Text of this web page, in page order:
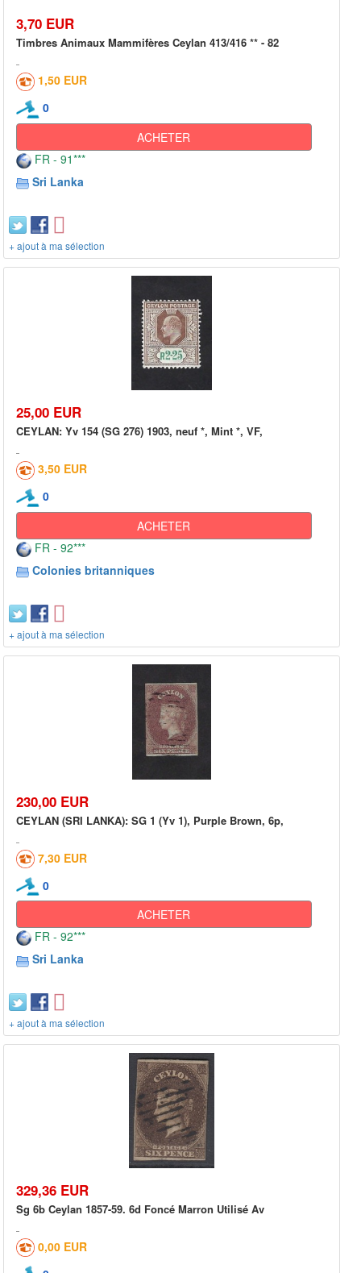
3,70 EUR
Timbres Animaux Mammifères Ceylan 413/416 ** - 82
1,50 EUR
0
ACHETER
FR - 91***
Sri Lanka
+ ajout à ma sélection
25,00 EUR
CEYLAN: Yv 154 (SG 276) 1903, neuf *, Mint *, VF,
3,50 EUR
0
ACHETER
FR - 92***
Colonies britanniques
+ ajout à ma sélection
230,00 EUR
CEYLAN (SRI LANKA): SG 1 (Yv 1), Purple Brown, 6p,
7,30 EUR
0
ACHETER
FR - 92***
Sri Lanka
+ ajout à ma sélection
329,36 EUR
Sg 6b Ceylan 1857-59. 6d Foncé Marron Utilisé Av
0,00 EUR